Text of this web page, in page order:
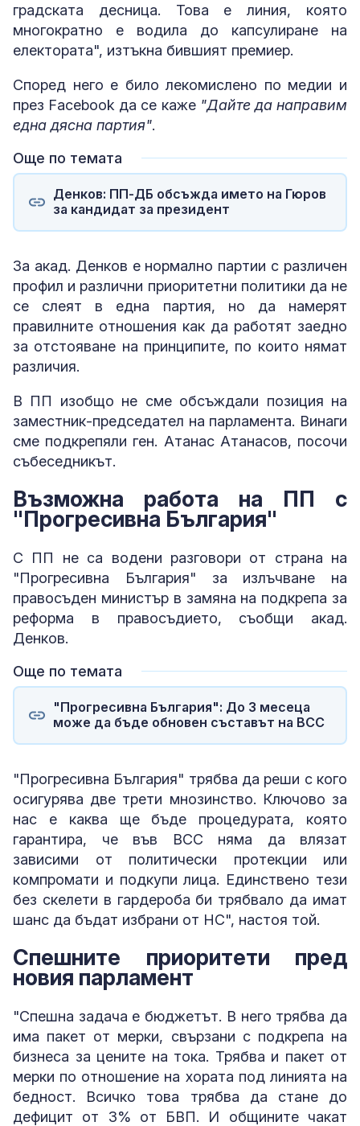
градската десница. Това е линия, която
многократно е водила до капсулиране на
електората", изтъкна бившият премиер.
Според него е било лекомислено по медии и
през Facebook да се каже "Дайте да направим
една дясна партия".
Още по темата
Денков: ПП-ДБ обсъжда името на Гюров
за кандидат за президент
За акад. Денков е нормално партии с различен
профил и различни приоритетни политики да не
се слеят в една партия, но да намерят
правилните отношения как да работят заедно
за отстояване на принципите, по които нямат
различия.
В ПП изобщо не сме обсъждали позиция на
заместник-председател на парламента. Винаги
сме подкрепяли ген. Атанас Атанасов, посочи
събеседникът.
Възможна работа на ПП с
"Прогресивна България"
С ПП не са водени разговори от страна на
"Прогресивна България" за излъчване на
правосъден министър в замяна на подкрепа за
реформа в правосъдието, съобщи акад.
Денков.
Още по темата
"Прогресивна България": До 3 месеца
може да бъде обновен съставът на ВСС
"Прогресивна България" трябва да реши с кого
осигурява две трети мнозинство. Ключово за
нас е каква ще бъде процедурата, която
гарантира, че във ВСС няма да влязат
зависими от политически протекции или
компромати и подкупи лица. Единствено тези
без скелети в гардероба би трябвало да имат
шанс да бъдат избрани от НС", настоя той.
Спешните приоритети пред
новия парламент
"Спешна задача е бюджетът. В него трябва да
има пакет от мерки, свързани с подкрепа на
бизнеса за цените на тока. Трябва и пакет от
мерки по отношение на хората под линията на
бедност. Всичко това трябва да стане до
дефицит от 3% от БВП. И общините чакат